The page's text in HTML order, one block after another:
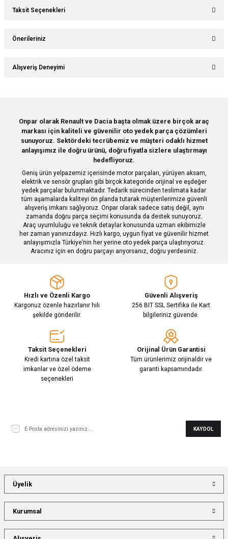
Taksit Seçenekleri
Önerileriniz
Bu ürünün fiyat bilgisi, resim, ürün açıklamalarında ve diğer konularda
yetersiz gördüğünüz noktaları öneri formunu kullanarak tarafımıza
Ürün resmi kalitesiz, bozuk veya görüntülenemiyor.
Ürün açıklamasında eksik bilgiler bulunuyor.
Ürün bilgilerinde hatalar bulunuyor.
Ürün fiyatı diğer sitelerden daha pahalı.
Bu ürüne benzer farklı alternatifler olmalı.
Gönder
Alışveriş Deneyimi
Deneyimini Paylaş
Onpar olarak Renault ve Dacia başta olmak üzere birçok araç
markası için kaliteli ve güvenilir oto yedek parça çözümleri
sunuyoruz. Sektördeki tecrübemiz ve müşteri odaklı hizmet
anlayışımız ile doğru ürünü, doğru fiyatla sizlere ulaştırmayı
hedefliyoruz.
Geniş ürün yelpazemiz içerisinde motor parçaları, yürüyen aksam,
elektrik ve sensör grupları gibi birçok kategoride orijinal ve eşdeğer
yedek parçalar bulunmaktadır. Tedarik sürecinden teslimata kadar
tüm aşamalarda kaliteyi ön planda tutarak müşterilerimize güvenli
alışveriş imkanı sağlıyoruz. Onpar olarak sadece satış değil, aynı
zamanda doğru parça seçimi konusunda da destek sunuyoruz.
Araç uyumluluğu ve teknik detaylar konusunda uzman ekibimizle
her zaman yanınızdayız. Hızlı kargo, uygun fiyat ve güvenilir hizmet
anlayışımızla Türkiye’nin her yerine oto yedek parça ulaştırıyoruz.
Aracınız için en doğru parçayı arıyorsanız, doğru yerdesiniz.
Hızlı ve Özenli Kargo
Kargonuz özenle hazırlanır hılı
şekilde gönderilir.
Güvenli Alışveriş
256 BIT SSL Sertifika ile Kart
bilgileriniz güvende.
Taksit Seçenekleri
Kredi kartına özel taksit
imkanlar ve özel ödeme
seçenekleri
Orijinal Ürün Garantisi
Tüm ürünlerimiz orijinaldir ve
garanti kapsamındadır.
KAYDOL
Üyelik
Kurumsal